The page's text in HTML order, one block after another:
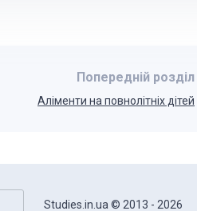
Попередній розділ
Аліменти на повнолітніх дітей
Studies.in.ua © 2013 - 2026